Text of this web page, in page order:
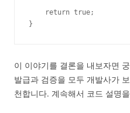
    return true;
}
이 이야기를 결론을 내보자면
발급과 검증을 모두 개발사가
천합니다. 계속해서 코드 설명